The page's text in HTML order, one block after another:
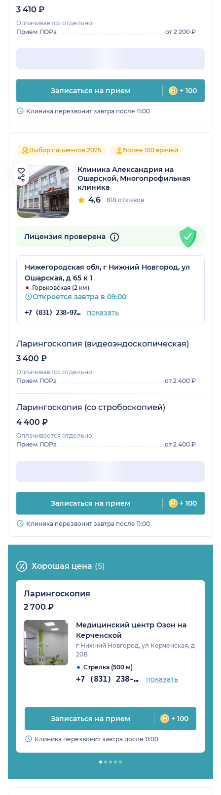
3 410 ₽
Оплачивается отдельно:
Прием ЛОРа
от 2 200 ₽
Записаться на прием + 100
Клиника перезвонит завтра после 11:00
Выбор пациентов 2025 Более 100 врачей
Клиника Александрия на
Ошарской, Многопрофильная
клиника
4.6 818 отзывов
Лицензия проверена
Нижегородская обл, г Нижний Новгород, ул
Ошарская, д 65 к 1
Горьковская (2 км)
Откроется завтра в 09:00
+7 (831) 238-97-02 показать
Ларингоскопия (видеоэндоскопическая)
3 400 ₽
Оплачивается отдельно:
Прием ЛОРа
от 2 400 ₽
Ларингоскопия (со стробоскопией)
4 400 ₽
Оплачивается отдельно:
Прием ЛОРа
от 2 400 ₽
Записаться на прием + 100
Клиника перезвонит завтра после 11:00
Хорошая цена (5)
Ларингоскопия
2 700 ₽
Медицинский центр Озон на
Керченской
г Нижний Новгород, ул Керченская, д
20В
Стрелка (500 м)
+7 (831) 238-98-81 показать
Записаться на прием + 100
Клиника перезвонит завтра после 11:00